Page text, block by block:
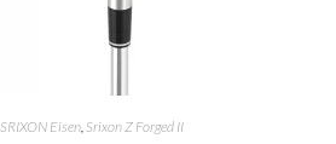
SRIXON Eisen, Srixon Z Forged II